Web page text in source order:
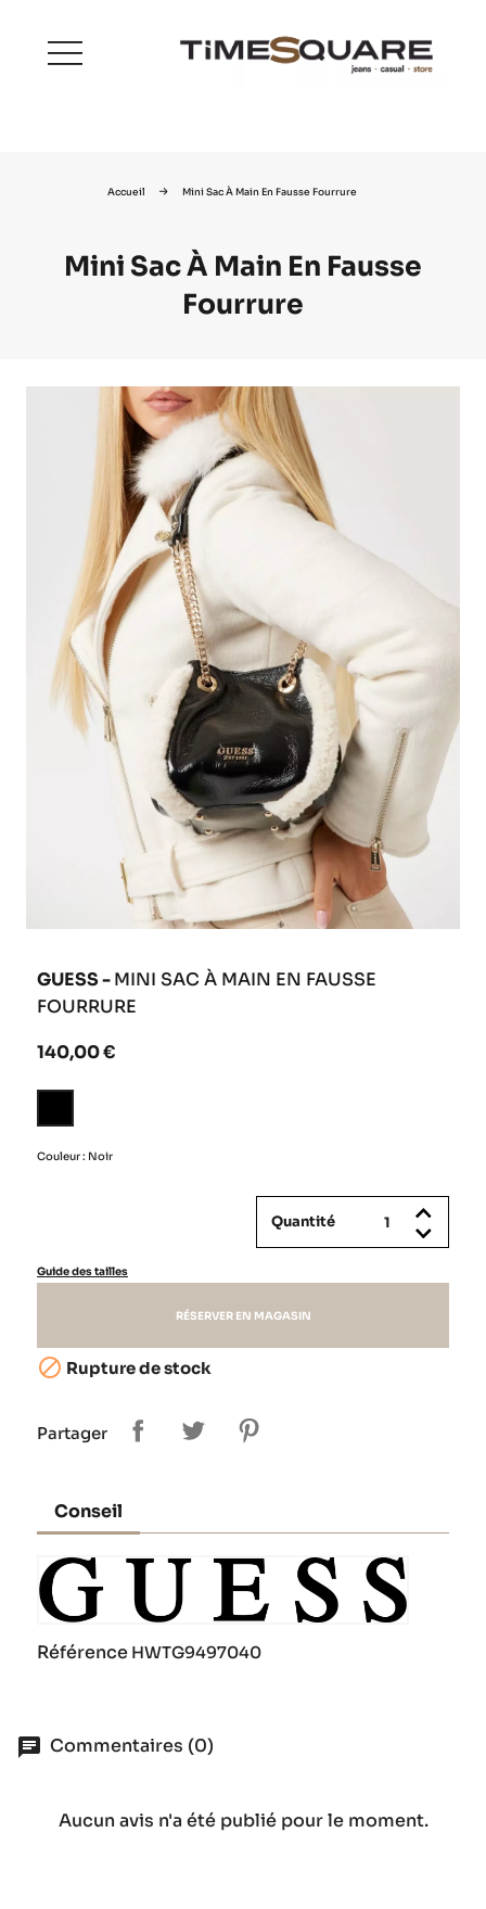
menu
Accueil Mini Sac À Main En Fausse Fourrure
Mini Sac À Main En Fausse
Fourrure
GUESS -MINI SAC À MAIN EN FAUSSE
FOURRURE
140,00 €
Couleur : Noir
Quantité
Guide des tailles
RÉSERVER EN MAGASIN
 Rupture de stock
Partager
Conseil
Référence HWTG9497040
Commentaires (0)
Aucun avis n'a été publié pour le moment.